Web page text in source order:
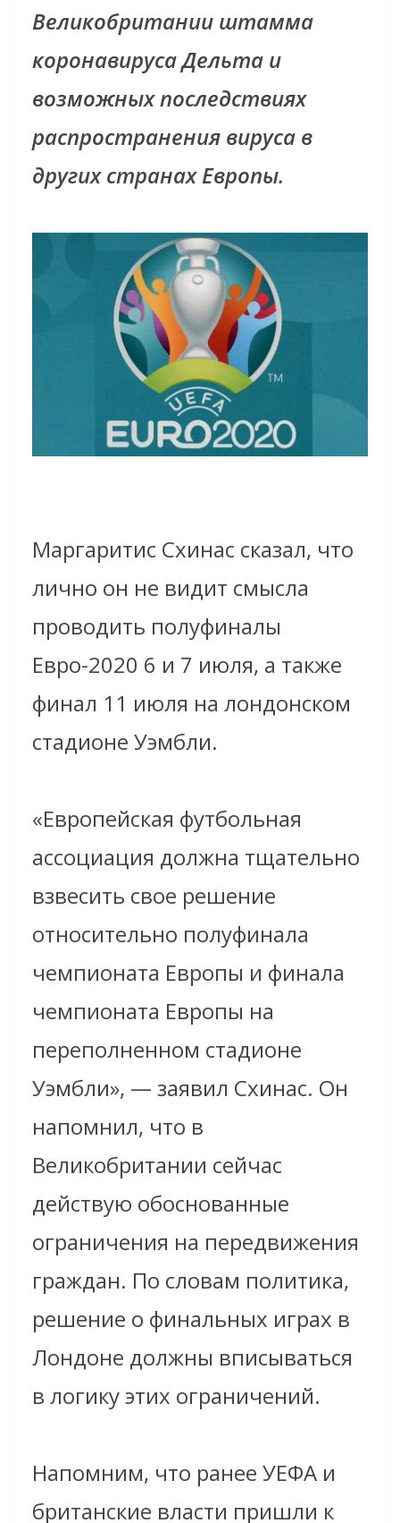
Великобритании штамма
коронавируса Дельта и
возможных последствиях
распространения вируса в
других странах Европы.
Маргаритис Схинас сказал, что
лично он не видит смысла
проводить полуфиналы
Евро-2020 6 и 7 июля, а также
финал 11 июля на лондонском
стадионе Уэмбли.
«Европейская футбольная
ассоциация должна тщательно
взвесить свое решение
относительно полуфинала
чемпионата Европы и финала
чемпионата Европы на
переполненном стадионе
Уэмбли», — заявил Схинас. Он
напомнил, что в
Великобритании сейчас
действую обоснованные
ограничения на передвижения
граждан. По словам политика,
решение о финальных играх в
Лондоне должны вписываться
в логику этих ограничений.
Напомним, что ранее УЕФА и
британские власти пришли к